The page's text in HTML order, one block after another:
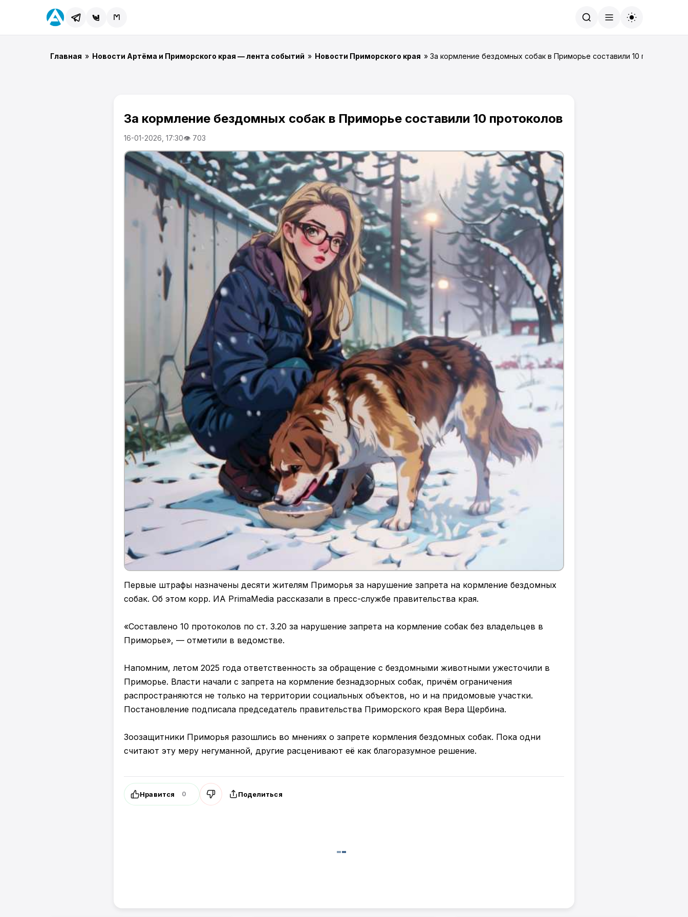
Главная » Новости Артёма и Приморского края — лента событий » Новости Приморского края » За кормление бездомных собак в Приморье составили 10 протоколов
За кормление бездомных собак в Приморье составили 10 протоколов
16-01-2026, 17:30👁 703
Первые штрафы назначены десяти жителям Приморья за нарушение запрета на кормление бездомных
собак. Об этом корр. ИА PrimaMedia рассказали в пресс-службе правительства края.
«Составлено 10 протоколов по ст. 3.20 за нарушение запрета на кормление собак без владельцев в
Приморье», — отметили в ведомстве.
Напомним, летом 2025 года ответственность за обращение с бездомными животными ужесточили в
Приморье. Власти начали с запрета на кормление безнадзорных собак, причём ограничения
распространяются не только на территории социальных объектов, но и на придомовые участки.
Постановление подписала председатель правительства Приморского края Вера Щербина.
Зоозащитники Приморья разошлись во мнениях о запрете кормления бездомных собак. Пока одни
считают эту меру негуманной, другие расценивают её как благоразумное решение.
Нравится 0 Поделиться